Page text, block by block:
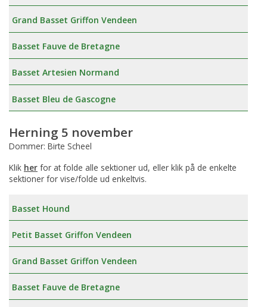
Grand Basset Griffon Vendeen
Basset Fauve de Bretagne
Basset Artesien Normand
Basset Bleu de Gascogne
Herning 5 november
Dommer: Birte Scheel
Klik her for at folde alle sektioner ud, eller klik på de enkelte
sektioner for vise/folde ud enkeltvis.
Basset Hound
Petit Basset Griffon Vendeen
Grand Basset Griffon Vendeen
Basset Fauve de Bretagne